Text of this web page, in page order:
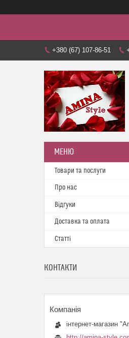
+380 (67) 107-86-51
Товари та послуги
Про нас
Відгуки
Доставка та оплата
Статті
КОНТАКТИ
інтернет-магазин